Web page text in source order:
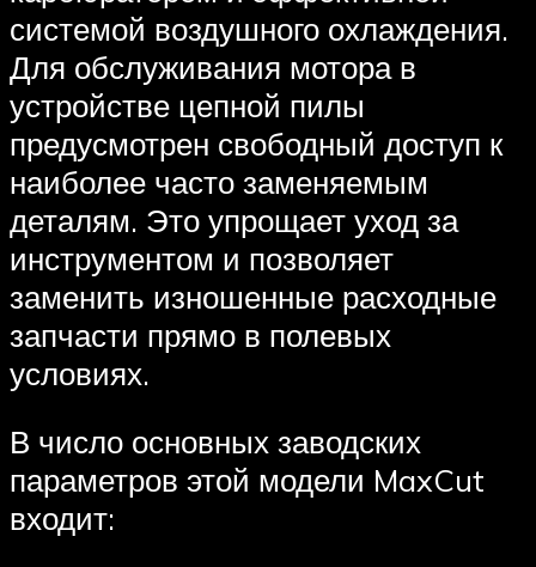
системой воздушного охлаждения.
Для обслуживания мотора в
устройстве цепной пилы
предусмотрен свободный доступ к
наиболее часто заменяемым
деталям. Это упрощает уход за
инструментом и позволяет
заменить изношенные расходные
запчасти прямо в полевых
условиях.
В число основных заводских
параметров этой модели MaxCut
входит: